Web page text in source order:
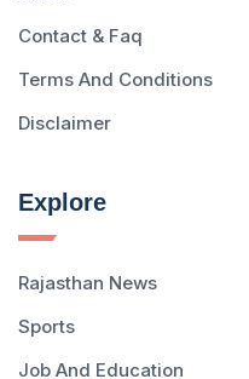
Contact & Faq
Terms And Conditions
Disclaimer
Explore
Rajasthan News
Sports
Job And Education